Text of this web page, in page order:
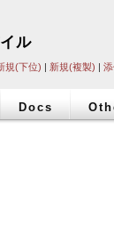
ル
規(下位) | 新規(複製) |
Docs